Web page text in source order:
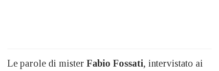
Le parole di mister Fabio Fossati, intervistato ai